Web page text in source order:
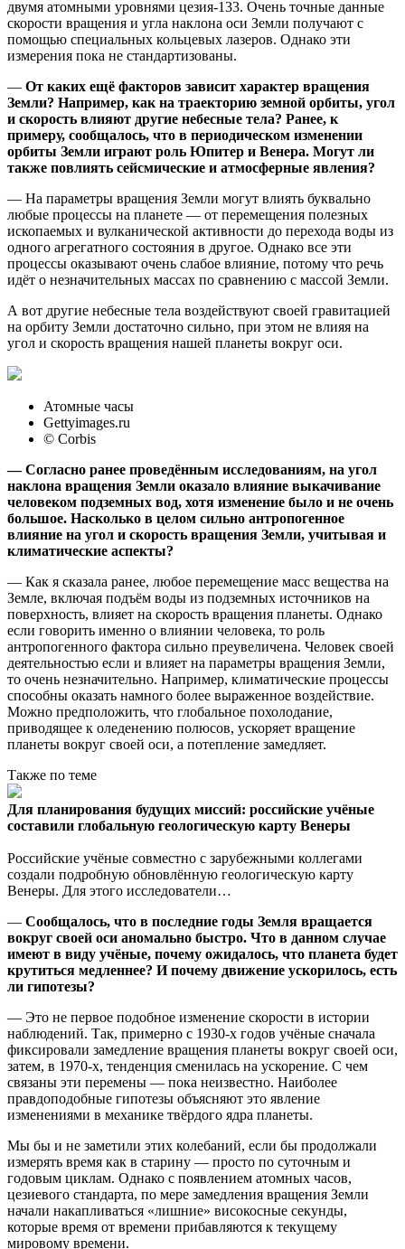
двумя атомными уровнями цезия-133. Очень точные данные
скорости вращения и угла наклона оси Земли получают с
помощью специальных кольцевых лазеров. Однако эти
измерения пока не стандартизованы.
— От каких ещё факторов зависит характер вращения
Земли? Например, как на траекторию земной орбиты, угол
и скорость влияют другие небесные тела? Ранее, к
примеру, сообщалось, что в периодическом изменении
орбиты Земли играют роль Юпитер и Венера. Могут ли
также повлиять сейсмические и атмосферные явления?
— На параметры вращения Земли могут влиять буквально
любые процессы на планете — от перемещения полезных
ископаемых и вулканической активности до перехода воды из
одного агрегатного состояния в другое. Однако все эти
процессы оказывают очень слабое влияние, потому что речь
идёт о незначительных массах по сравнению с массой Земли.
А вот другие небесные тела воздействуют своей гравитацией
на орбиту Земли достаточно сильно, при этом не влияя на
угол и скорость вращения нашей планеты вокруг оси.
Атомные часы
Gettyimages.ru
© Corbis
— Согласно ранее проведённым исследованиям, на угол
наклона вращения Земли оказало влияние выкачивание
человеком подземных вод, хотя изменение было и не очень
большое. Насколько в целом сильно антропогенное
влияние на угол и скорость вращения Земли, учитывая и
климатические аспекты?
— Как я сказала ранее, любое перемещение масс вещества на
Земле, включая подъём воды из подземных источников на
поверхность, влияет на скорость вращения планеты. Однако
если говорить именно о влиянии человека, то роль
антропогенного фактора сильно преувеличена. Человек своей
деятельностью если и влияет на параметры вращения Земли,
то очень незначительно. Например, климатические процессы
способны оказать намного более выраженное воздействие.
Можно предположить, что глобальное похолодание,
приводящее к оледенению полюсов, ускоряет вращение
планеты вокруг своей оси, а потепление замедляет.
Также по теме
Для планирования будущих миссий: российские учёные
составили глобальную геологическую карту Венеры
Российские учёные совместно с зарубежными коллегами
создали подробную обновлённую геологическую карту
Венеры. Для этого исследователи…
— Сообщалось, что в последние годы Земля вращается
вокруг своей оси аномально быстро. Что в данном случае
имеют в виду учёные, почему ожидалось, что планета будет
крутиться медленнее? И почему движение ускорилось, есть
ли гипотезы?
— Это не первое подобное изменение скорости в истории
наблюдений. Так, примерно с 1930-х годов учёные сначала
фиксировали замедление вращения планеты вокруг своей оси,
затем, в 1970-х, тенденция сменилась на ускорение. С чем
связаны эти перемены — пока неизвестно. Наиболее
правдоподобные гипотезы объясняют это явление
изменениями в механике твёрдого ядра планеты.
Мы бы и не заметили этих колебаний, если бы продолжали
измерять время как в старину — просто по суточным и
годовым циклам. Однако с появлением атомных часов,
цезиевого стандарта, по мере замедления вращения Земли
начали накапливаться «лишние» високосные секунды,
которые время от времени прибавляются к текущему
мировому времени.